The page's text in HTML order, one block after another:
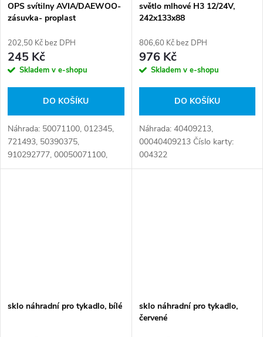
OPS svítilny AVIA/DAEWOO-
zásuvka- proplast
202,50 Kč bez DPH
245 Kč
Skladem v e-shopu
DO KOŠÍKU
Náhrada: 50071100, 012345,
721493, 50390375,
910292777, 00050071100,
D11868, 5010306490 Číslo
světlo mlhové H3 12/24V,
242x133x88
806,60 Kč bez DPH
976 Kč
Skladem v e-shopu
DO KOŠÍKU
Náhrada: 40409213,
00040409213 Číslo karty:
004322
sklo náhradní pro tykadlo, bílé
sklo náhradní pro tykadlo,
červené